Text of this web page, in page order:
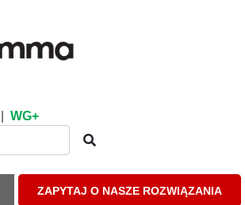
WG+
ZAPYTAJ O NASZE ROZWIĄZANIA